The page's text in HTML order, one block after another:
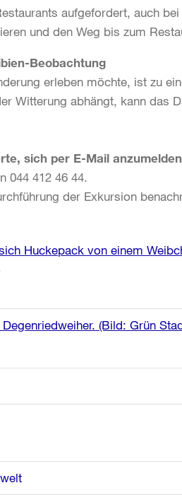
aufgefordert, auch
und den Weg bis zum
Beobachtung
erleben möchte, ist zu
Witterung abhängt, kann das
sich per E-Mail
044 412 46 44.
der Exkursion
Huckepack von einem
(Bild: Grün